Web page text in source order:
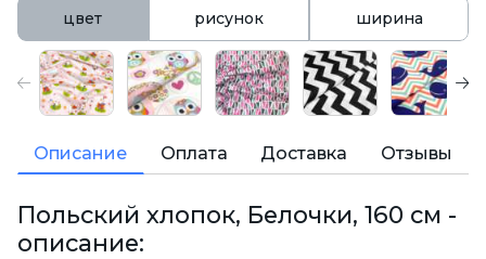
цвет рисунок ширина
Описание Оплата Доставка Отзывы
Польский хлопок, Белочки, 160 см -
описание: